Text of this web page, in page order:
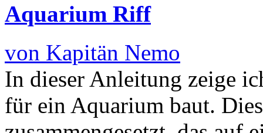
Aquarium Riff
von Kapitän Nemo
In dieser Anleitung zeige
für ein Aquarium baut.